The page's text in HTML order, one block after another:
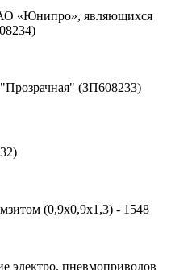
«Юнипро», являющихся
(ЗП608233)
(0,9х0,9х1,3) - 1548
электро, пневмоприводов